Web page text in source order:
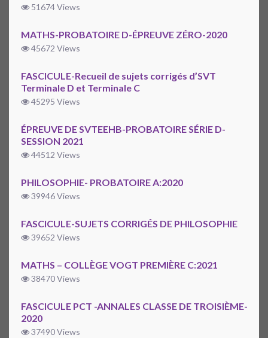
51674 Views
MATHS-PROBATOIRE D-ÉPREUVE ZÉRO-2020
45672 Views
FASCICULE-Recueil de sujets corrigés d’SVT
Terminale D et Terminale C
45295 Views
ÉPREUVE DE SVTEEHB-PROBATOIRE SÉRIE D-
SESSION 2021
44512 Views
PHILOSOPHIE- PROBATOIRE A:2020
39946 Views
FASCICULE-SUJETS CORRIGÉS DE PHILOSOPHIE
39652 Views
MATHS – COLLÈGE VOGT PREMIÈRE C:2021
38470 Views
FASCICULE PCT -ANNALES CLASSE DE TROISIÈME-
2020
37490 Views